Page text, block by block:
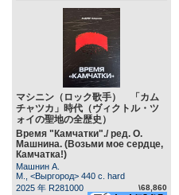
マシニン（ロック歌手） 「カム
チャツカ」時代（ヴィクトル・ツ
ォイの聖地の全歴史）
Время "Камчатки"./ ред. О.
Машнина. (Возьми мое сердце,
Камчатка!)
Машнин А.
М., <Выргород> 440 c. hard
2025 年 R281000
\68,860